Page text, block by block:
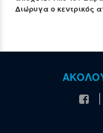
Διώρυγα ο κεντρικός